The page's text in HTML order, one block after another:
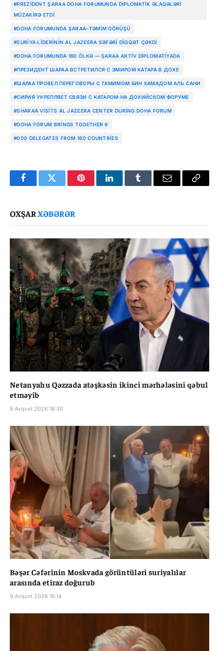
#PREZIDENT ŞARAA DOHA FORUMUNDA DIPLOMATIK ƏLAQƏLƏRI
MÜZAKIRƏ ETDI
#DOHA FORUMUNDA ŞARAA–TƏMIM GÖRÜŞÜ
#SURIYA LIDERININ AL JAZEERA SƏFƏRI DIQQƏT ÇƏKDI
#DOHA FORUMUNDA 160 ÖLKƏ — ŞARAA AKTIV DIPLOMATIYADA
#ПРЕЗИДЕНТ ШАРАА ВСТРЕТИЛСЯ С ЭМИРОМ КАТАРА В ДОХЕ
#ШАРАА ПРОВЕЛ ПЕРЕГОВОРЫ С ТАМИМОМ БИН ХАМАДОМ АЛЬ САНИ
#СИРИЯ УКРЕПЛЯЕТ СВЯЗИ С КАТАРОМ НА ДОХИЙСКОМ ФОРУМЕ
#SHARAA VISITS AL JAZEERA CENTER DURING DOHA FORUM
#DOHA FORUM BRINGS TOGETHER 6
#000 DELEGATES FROM 160 COUNTRIES
FacebookTwitter PinterestLinkedInTumblr Email
Copy
OXŞARXƏBƏRƏR
Netanyahu Qəzzada atəşkəsin ikinci mərhələsini qəbul
etməyib
9 Avqust 2026 18:30
Bəşər Cəfərinin Moskvada görüntüləri suriyalılar
arasında etiraz doğurub
9 Avqust 2026 18:14